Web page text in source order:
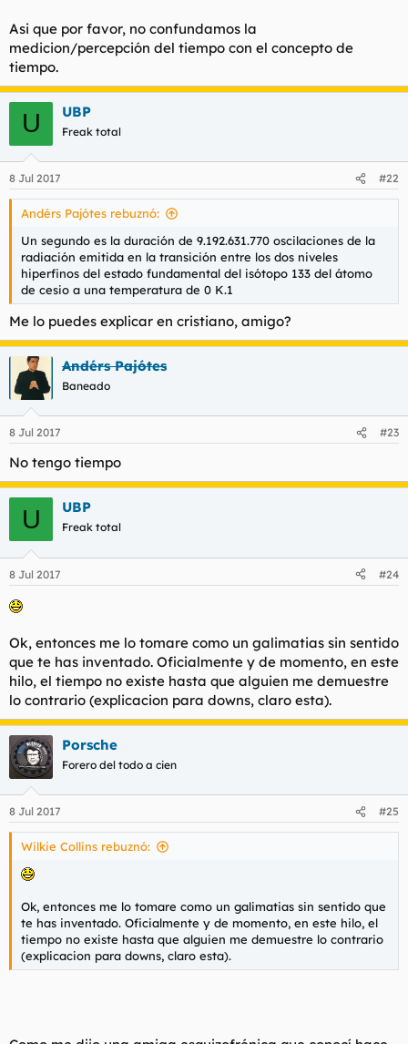
Asi que por favor, no confundamos la
medicion/percepción del tiempo con el concepto de
tiempo.
U UBP
Freak total
8 Jul 2017 #22
Andérs Pajótes rebuznó:
Un segundo es la duración de 9.192.631.770 oscilaciones de la
radiación emitida en la transición entre los dos niveles
hiperfinos del estado fundamental del isótopo 133 del átomo
de cesio a una temperatura de 0 K.1
Me lo puedes explicar en cristiano, amigo?
Andérs Pajótes
Baneado
8 Jul 2017 #23
No tengo tiempo
U UBP
Freak total
8 Jul 2017 #24
Ok, entonces me lo tomare como un galimatias sin sentido
que te has inventado. Oficialmente y de momento, en este
hilo, el tiempo no existe hasta que alguien me demuestre
lo contrario (explicacion para downs, claro esta).
Porsche
Forero del todo a cien
8 Jul 2017 #25
Wilkie Collins rebuznó:
Ok, entonces me lo tomare como un galimatias sin sentido que
te has inventado. Oficialmente y de momento, en este hilo, el
tiempo no existe hasta que alguien me demuestre lo contrario
(explicacion para downs, claro esta).